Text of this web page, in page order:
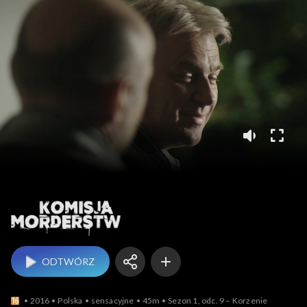
Komisja morderstw
ODTWÓRZ
2016 Polska sensacyjne 45m Sezon 1, odc. 9 – Korzenie